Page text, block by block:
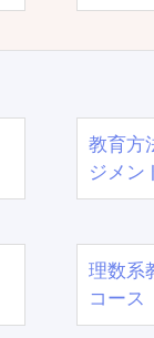
教育方
ジメン
理数系
コース